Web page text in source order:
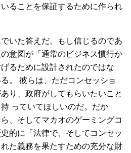
ることを保証するために作られ
いた答えだ。もし信じるのであ
意図が「通常のビジネス慣行か
るために設計されたのではな
。 彼らは、ただコンセッショ
り、政府がしてもらいたいこと
っていてほしいのだ。だか
、そしてマカオのゲーミングコ
的に「法律で、そしてコンセッ
た義務を果たすための充分な財